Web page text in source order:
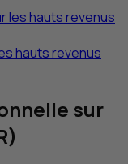
les hauts revenus
hauts revenus
sur
)